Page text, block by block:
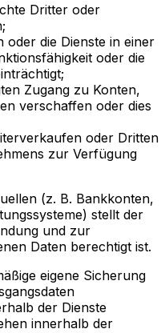
Dritter oder
oder die Dienste in einer
oder die
Zugang zu Konten,
verschaffen oder dies
oder Dritten
zur Verfügung
(z. B. Bankkonten,
stellt der
und zur
Daten berechtigt ist.
eigene Sicherung
der Dienste
innerhalb der